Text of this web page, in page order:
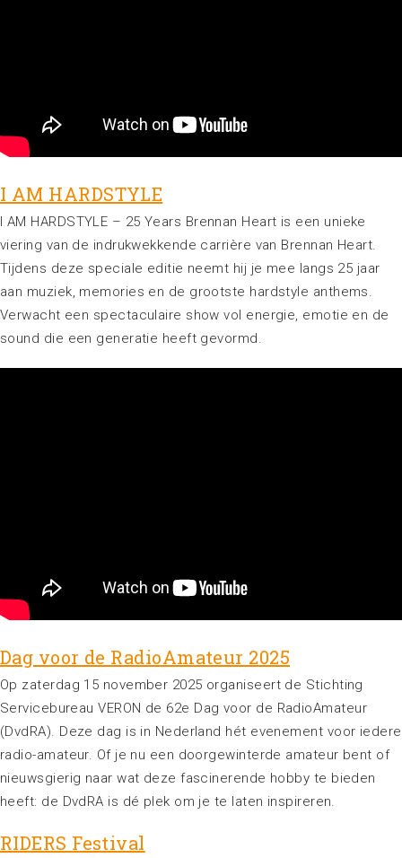
I AM HARDSTYLE
I AM HARDSTYLE – 25 Years Brennan Heart is een unieke
viering van de indrukwekkende carrière van Brennan Heart.
Tijdens deze speciale editie neemt hij je mee langs 25 jaar
aan muziek, memories en de grootste hardstyle anthems.
Verwacht een spectaculaire show vol energie, emotie en de
sound die een generatie heeft gevormd.
Dag voor de RadioAmateur 2025
Op zaterdag 15 november 2025 organiseert de Stichting
Servicebureau VERON de 62e Dag voor de RadioAmateur
(DvdRA). Deze dag is in Nederland hét evenement voor iedere
radio-amateur. Of je nu een doorgewinterde amateur bent of
nieuwsgierig naar wat deze fascinerende hobby te bieden
heeft: de DvdRA is dé plek om je te laten inspireren.
RIDERS Festival